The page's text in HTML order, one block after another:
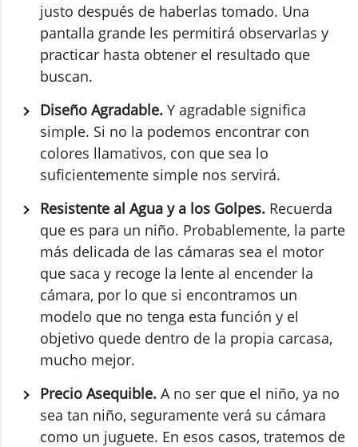
justo después de haberlas tomado. Una
pantalla grande les permitirá observarlas y
practicar hasta obtener el resultado que
buscan.
Diseño Agradable. Y agradable significa
simple. Si no la podemos encontrar con
colores llamativos, con que sea lo
suficientemente simple nos servirá.
Resistente al Agua y a los Golpes. Recuerda
que es para un niño. Probablemente, la parte
más delicada de las cámaras sea el motor
que saca y recoge la lente al encender la
cámara, por lo que si encontramos un
modelo que no tenga esta función y el
objetivo quede dentro de la propia carcasa,
mucho mejor.
Precio Asequible. A no ser que el niño, ya no
sea tan niño, seguramente verá su cámara
como un juguete. En esos casos, tratemos de